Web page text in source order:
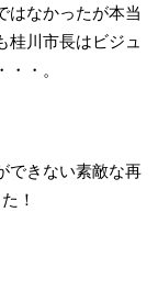
はなかったが本当
桂川市長はビジュ
・。
できない素敵な再
！